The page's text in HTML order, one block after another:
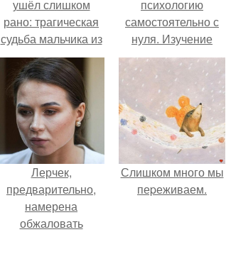
ушёл слишком
рано: трагическая
судьба мальчика из
фильма
"Максимка".
психологию
самостоятельно с
нуля. Изучение
психологии: основы
в книгах и база
знаний
Лерчек,
предварительно,
намерена
обжаловать
Слишком много мы
пеpеживаем.